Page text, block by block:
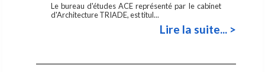
Le bureau d'études ACE représenté par le cabinet
d'Architecture TRIADE, est titul...
Lire la suite... >